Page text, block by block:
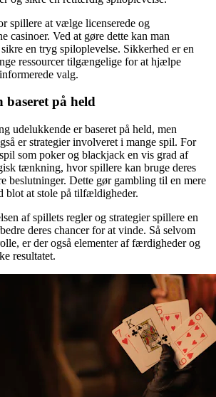
spillere at vælge licenserede og
casinoer. Ved at gøre dette kan man
en tryg spiloplevelse. Sikkerhed er en
ressourcer tilgængelige for at hjælpe
valg.
på held
udelukkende er baseret på held, men
er strategier involveret i mange spil. For
som poker og blackjack en vis grad af
tænkning, hvor spillere kan bruge deres
beslutninger. Dette gør gambling til en mere
blot at stole på tilfældigheder.
af spillets regler og strategier spillere en
deres chancer for at vinde. Så selvom
er der også elementer af færdigheder og
resultatet.